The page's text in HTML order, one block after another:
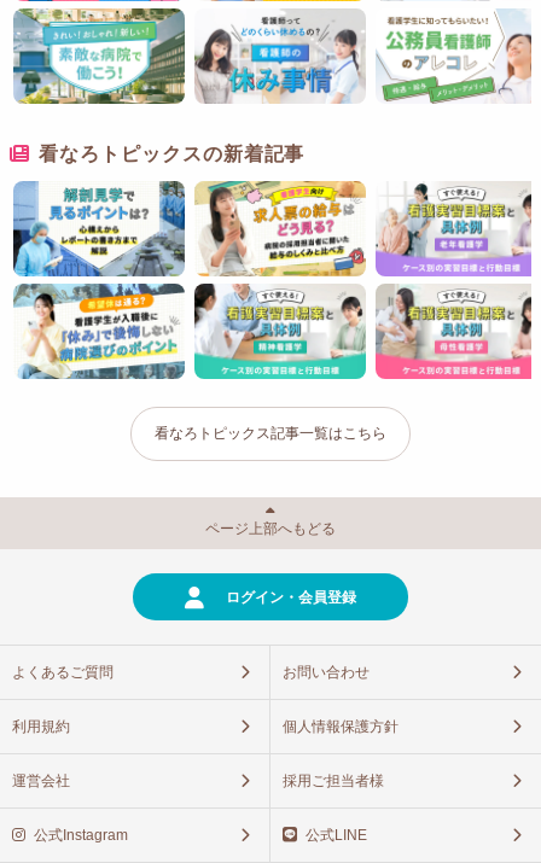
看なろトピックスの新着記事
看なろトピックス記事一覧はこちら
ページ上部へもどる
ログイン・会員登録
よくあるご質問 お問い合わせ
利用規約 個人情報保護方針
運営会社 採用ご担当者様
公式Instagram 公式LINE